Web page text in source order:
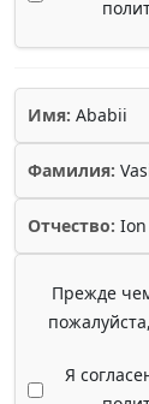
Имя: Ababii
Фамилия:
Отчество: Ion
Прежде
Я